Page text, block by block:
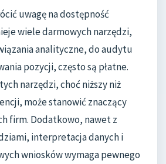
uwagę na dostępność
wiele darmowych narzędzi,
analityczne, do audytu
pozycji, często są płatne.
narzędzi, choć niższy niż
może stanowić znaczący
firm. Dodatkowo, nawet z
interpretacja danych i
wniosków wymaga pewnego